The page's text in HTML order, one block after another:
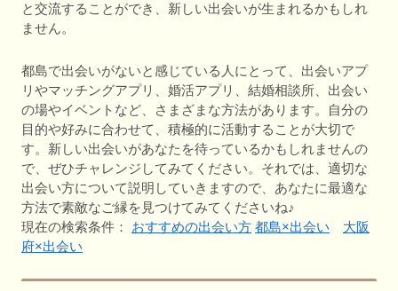
と交流することができ、新しい出会いが生まれるかもしれ
ません。
都島で出会いがないと感じている人にとって、出会いアプ
リやマッチングアプリ、婚活アプリ、結婚相談所、出会い
の場やイベントなど、さまざまな方法があります。自分の
目的や好みに合わせて、積極的に活動することが大切で
す。新しい出会いがあなたを待っているかもしれませんの
で、ぜひチャレンジしてみてください。それでは、適切な
出会い方について説明していきますので、あなたに最適な
方法で素敵なご縁を見つけてみてくださいね♪
現在の検索条件： おすすめの出会い方 都島×出会い
大阪
府×出会い